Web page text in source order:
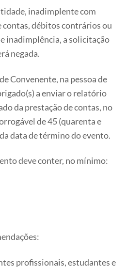
inadimplente com
contas, débitos contrários ou
inadimplência, a solicitação
negada.
Convenente, na pessoa de
a enviar o relatório
da prestação de contas, no
de 45 (quarenta e
data de término do evento.
deve conter, no mínimo:
profissionais, estudantes e